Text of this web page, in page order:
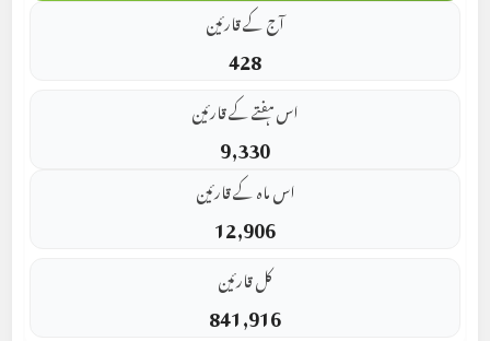
آج کے قارئین
428
اس ہفتے کے قارئین
9,330
اس ماہ کے قارئین
12,906
کل قارئین
841,916